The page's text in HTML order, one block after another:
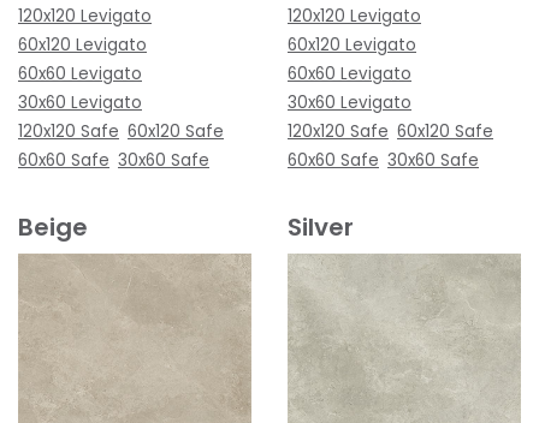
120x120 Levigato
60x120 Levigato
60x60 Levigato
30x60 Levigato
120x120 Safe 60x120 Safe
60x60 Safe 30x60 Safe
120x120 Levigato
60x120 Levigato
60x60 Levigato
30x60 Levigato
120x120 Safe 60x120 Safe
60x60 Safe 30x60 Safe
Beige Silver